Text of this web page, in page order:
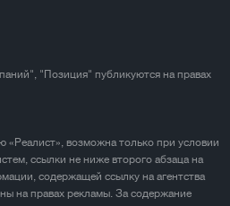
"Позиция" публикуются на правах
возможна только при условии
ссылки не ниже второго абзаца на
содержащей ссылку на агентства
на правах рекламы. За содержание